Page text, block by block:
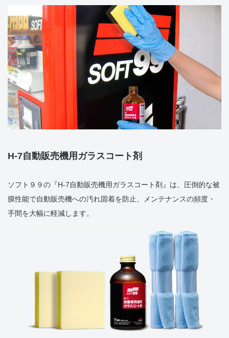
H-7自動販売機用ガラスコート剤
ソフト９９の『H-7自動販売機用ガラスコート剤』は、圧倒的な被
膜性能で自動販売機への汚れ固着を防止、メンテナンスの頻度・
手間を大幅に軽減します。